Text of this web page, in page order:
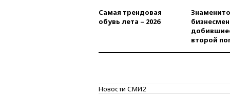
Самая трендовая
обувь лета – 2026
второй
Новости СМИ2